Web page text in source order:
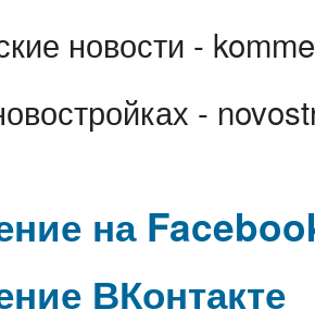
новости -
-
на
ВКонтакте